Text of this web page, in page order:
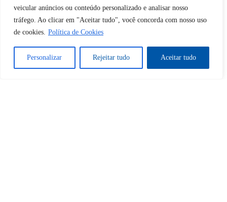
veicular anúncios ou conteúdo personalizado e analisar nosso
tráfego. Ao clicar em "Aceitar tudo", você concorda com nosso uso
de cookies. Política de Cookies
Personalizar Rejeitar tudo Aceitar tudo
Sim Não